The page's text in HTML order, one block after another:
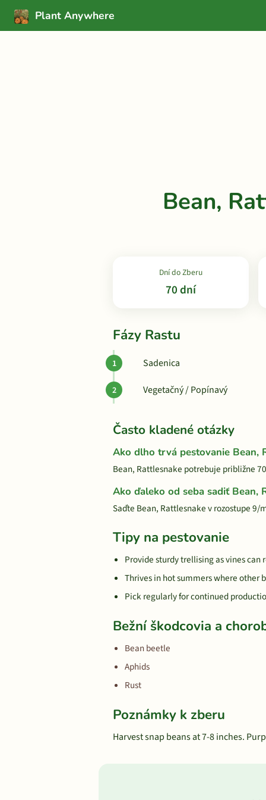
Plant Anywhere
Bean,
Dní do Zberu
70 dní
Fázy Rastu
Sadenica
Vegetačný / Popínavý
Často kladené otázky
Ako dlho trvá pestovanie Bean,
Bean, Rattlesnake potrebuje približne
Ako ďaleko od seba sadiť Bean,
Saďte Bean, Rattlesnake v rozostupe
Tipy na pestovanie
Provide sturdy trellising as vines can
Thrives in hot summers where other
Pick regularly for continued
Bežní škodcovia a
Bean beetle
Aphids
Rust
Poznámky k zberu
Harvest snap beans at 7-8 inches.